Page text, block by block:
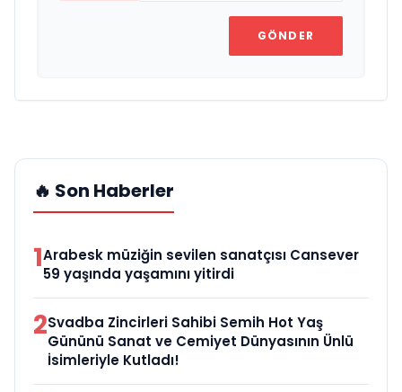
GÖNDER
🔥 Son Haberler
1Arabesk müziğin sevilen sanatçısı Cansever
59 yaşında yaşamını yitirdi
2Svadba Zincirleri Sahibi Semih Hot Yaş
Gününü Sanat ve Cemiyet Dünyasının Ünlü
İsimleriyle Kutladı!